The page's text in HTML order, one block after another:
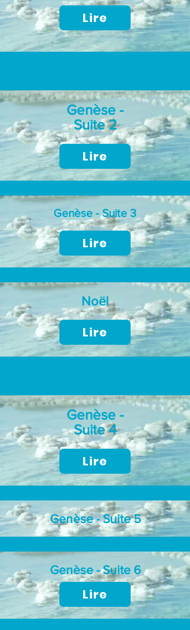
Lire
Genèse -
Suite 2
Lire
Genèse - Suite 3
Lire
Noël
Lire
Genèse -
Suite 4
Lire
Genèse - Suite 5
Genèse - Suite 6
Lire